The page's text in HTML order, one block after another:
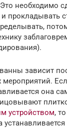
необходимо
прокладывать
зависит
она
устройством,